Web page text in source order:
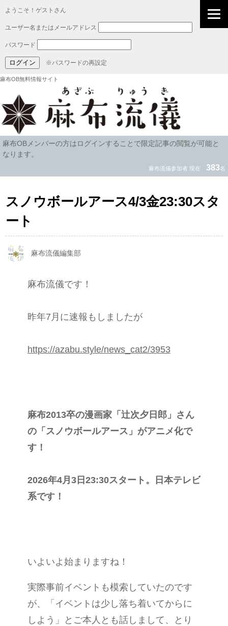
ようこそ！ゲストさん
ユーザー名またはメールアドレス
パスワード
※パスワードの再設定
麻布OB無料情報サイト
麻布OBメンバーの方はログインすることで限定記事の閲覧が可能と
なります。
麻布流儀参加者 現在 383名
スノウボールアース4/3金23:30スタ
ート
麻布流儀編集部
麻布流儀です！
昨年7月に速報もしましたが
https://azabu.style/news_cat2/3953
麻布2013卒の漫画家「辻次夕日郎」さん
の「スノウボールアース」がアニメ化で
す！
2026年4月3日23:30スタート。日本テレビ
系です！
いよいよ始まりますね！
実際事前イベントも模索していたのです
が、「イベントは少し落ち着いてからに
しよう」とご本人とも話しまして、とり